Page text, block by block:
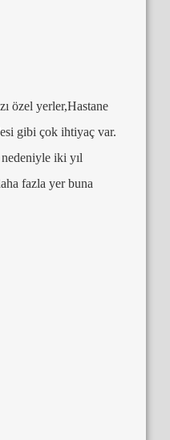
özel yerler,Hastane
gibi çok ihtiyaç var.
iki yıl
fazla yer buna